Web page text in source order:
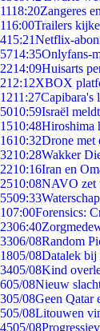
1118:20Zangeres
116:00Trailers
415:21Netflix-
5714:35Onlyfans-
2214:09Huisarts
212:12XBOX
1211:27Capibara's
5010:59Israël
1510:48Hiroshima
1610:32Drone met
3210:28Wakker
2210:16Iran en
2510:08NAVO zet
5509:33
107:00Forensics:
2306:40
3306/08Random
1805/08Datalek bij
3405/08Kind
605/08Nieuw
305/08Geen Qatar
505/08Litouwen
4505/08